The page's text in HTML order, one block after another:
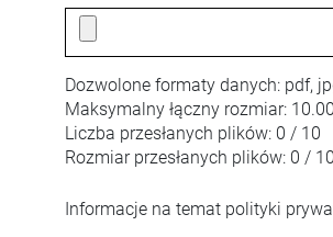
Dozwolone formaty danych: pdf,
Maksymalny łączny rozmiar:
Liczba przesłanych plików: 0 / 10
Rozmiar przesłanych plików: 0 /
Informacje na temat polityki